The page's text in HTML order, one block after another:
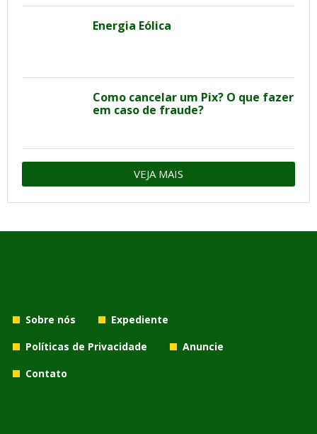
Energia Eólica
Como cancelar um Pix? O que fazer
em caso de fraude?
VEJA MAIS
Sobre nós
Expediente
Políticas de Privacidade
Anuncie
Contato